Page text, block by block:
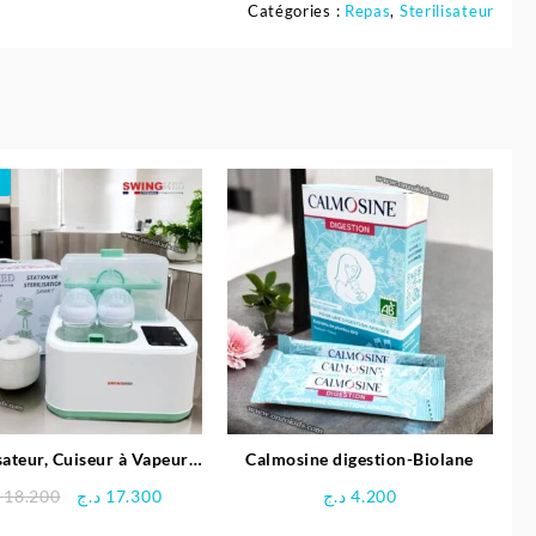
Catégories : Repas, Sterilisateur
Cuiseur à Vapeur,
SwingMed
18.200
Le
17.300 د.ج
Le
Calmosine digestion-Biolane
4.200 د.ج